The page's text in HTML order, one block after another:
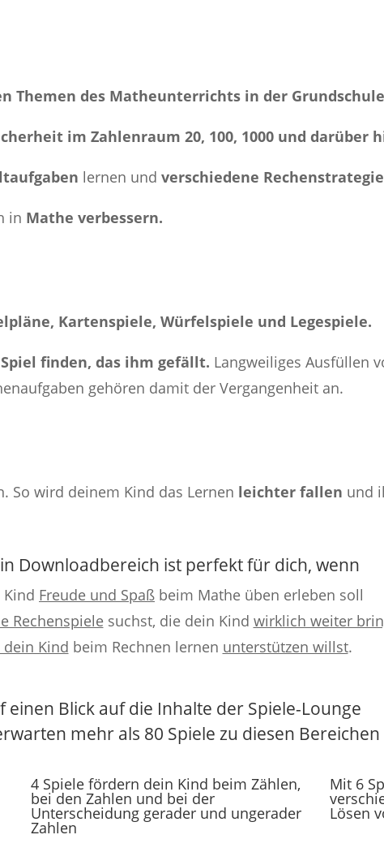
Themen des Matheunterrichts in der Grundschule
im Zahlenraum 20, 100, 1000 und darüber
lernen undverschiedene
in Mathe verbessern.
Kartenspiele, Würfelspiele und Legespiele.
Spiel finden, das ihm gefällt. Langweiliges Ausfüllen
gehören damit der Vergangenheit an.
So wird deinem Kind das Lernen leichter fallen und
Downloadbereich ist perfekt für dich, wenn
Freude und Spaß beim Mathe üben erleben soll
Rechenspielesuchst, die dein Kind wirklich weiter
dein Kind beim Rechnen lernen unterstützen willst.
einen Blick auf die Inhalte der Spiele-Lounge
mehr als 80 Spiele zu diesen Bereichen
4 Spiele fördern dein Kind beim Zählen,
bei den Zahlen und bei der
Unterscheidung gerader und ungerader
Zahlen
Mit 6
Lösen